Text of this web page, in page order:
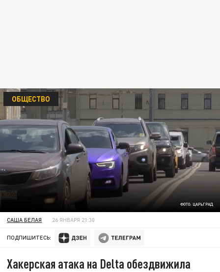
ФОТО: ЦАРЬГРАД
ОБЩЕСТВО
САША БЕЛАЯ 26 ЯНВАРЯ 21:30
ПОДПИШИТЕСЬ:
Хакерская атака на Delta обездвижила